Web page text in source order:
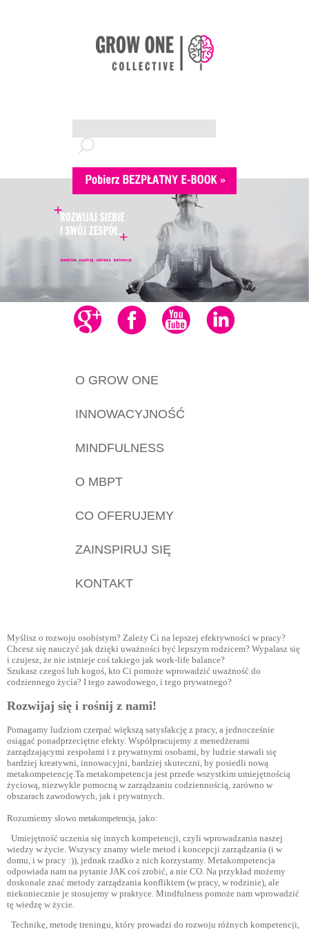
O GROW ONE
INNOWACYJNOŚĆ
MINDFULNESS
O MBPT
CO OFERUJEMY
ZAINSPIRUJ SIĘ
KONTAKT
Myślisz o rozwoju osobistym? Zależy Ci na lepszej efektywności w pracy?
Chcesz się nauczyć jak dzięki uważności być lepszym rodzicem? Wypalasz się
i czujesz, że nie istnieje coś takiego jak work-life balance?
Szukasz czegoś lub kogoś, kto Ci pomoże wprowadzić uważność do
codziennego życia? I tego zawodowego, i tego prywatnego?
Rozwijaj się i rośnij z nami!
Pomagamy ludziom czerpać większą satysfakcję z pracy, a jednocześnie
osiągać ponadprzeciętne efekty. Współpracujemy z menedżerami
zarządzającymi zespołami i z prywatnymi osobami, by ludzie stawali się
bardziej kreatywni, innowacyjni, bardziej skuteczni, by posiedli nową
metakompetencję.Ta metakompetencja jest przede wszystkim umiejętnością
życiową, niezwykle pomocną w zarządzaniu codziennością, zarówno w
obszarach zawodowych, jak i prywatnych.
Rozumiemy słowo metakompetencja, jako:
Umiejętność uczenia się innych kompetencji, czyli wprowadzania naszej
wiedzy w życie. Wszyscy znamy wiele metod i koncepcji zarządzania (i w
domu, i w pracy :)), jednak rzadko z nich korzystamy. Metakompetencja
odpowiada nam na pytanie JAK coś zrobić, a nie CO. Na przykład możemy
doskonale znać metody zarządzania konfliktem (w pracy, w rodzinie), ale
niekoniecznie je stosujemy w praktyce. Mindfulness pomoże nam wprowadzić
tę wiedzę w życie.
Technikę, metodę treningu, który prowadzi do rozwoju różnych kompetencji,